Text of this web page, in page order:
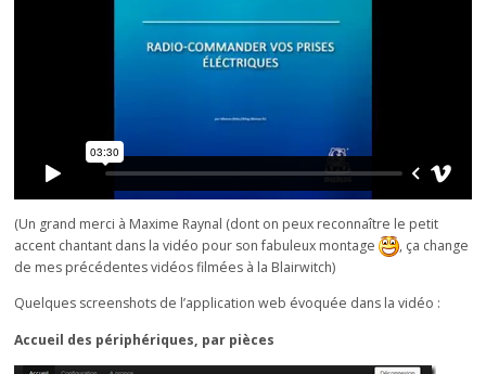
(Un grand merci à Maxime Raynal (dont on peux reconnaître le petit
accent chantant dans la vidéo pour son fabuleux montage
, ça change
de mes précédentes vidéos filmées à la Blairwitch)
Quelques screenshots de l’application web évoquée dans la vidéo :
Accueil des périphériques, par pièces